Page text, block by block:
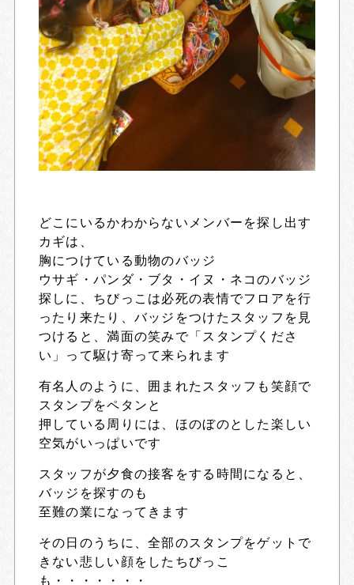
どこにいるかわからないメンバーを探し出す
カギは、
胸につけている動物のバッジ
ウサギ・パンダ・ブタ・イヌ・ネコのバッジ
探しに、ちびっこは必死の表情でフロアを行
ったり来たり、バッジをつけたスタッフを見
つけると、満面の笑みで「スタンプくださ
い」って駆け寄って来られます
有名人のように、囲まれたスタッフも笑顔で
スタンプをペタンと
押している周りには、ほのぼのとした楽しい
空気がいっぱいです
スタッフが夕食の接客をする時間になると、
バッジを探すのも
至難の業になってきます
その日のうちに、全部のスタンプをゲットで
きない悲しい顔をしたちびっこ
も・・・・・・・